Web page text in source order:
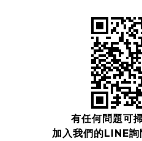
有任何問題可
加入我們的LINE